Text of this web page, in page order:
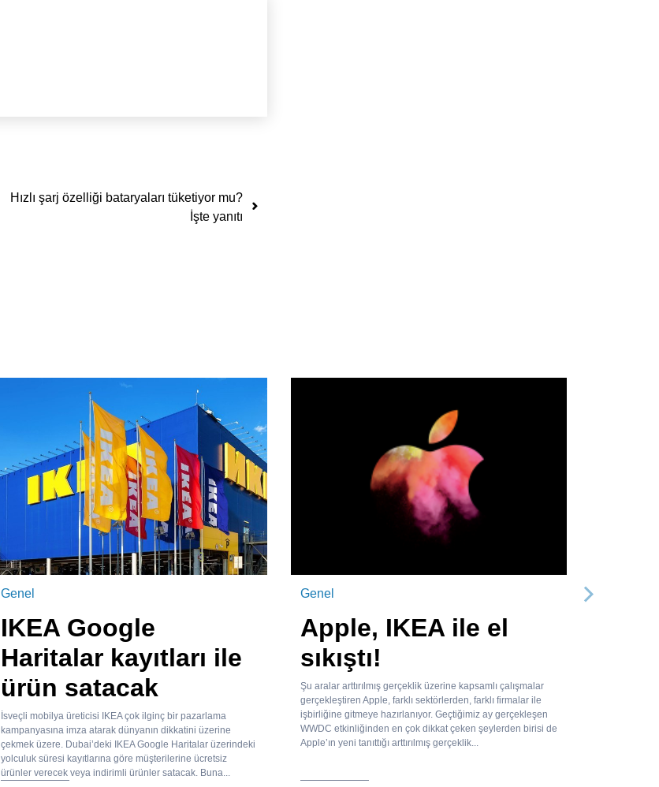
Hızlı şarj özelliği bataryaları tüketiyor mu?
İşte yanıtı
Genel
IKEA Google
Haritalar kayıtları ile
ürün satacak
İsveçli mobilya üreticisi IKEA çok ilginç bir pazarlama
kampanyasına imza atarak dünyanın dikkatini üzerine
çekmek üzere. Dubai’deki IKEA Google Haritalar üzerindeki
yolculuk süresi kayıtlarına göre müşterilerine ücretsiz
ürünler verecek veya indirimli ürünler satacak. Buna...
Genel
Apple, IKEA ile el
sıkıştı!
Şu aralar arttırılmış gerçeklik üzerine kapsamlı çalışmalar
gerçekleştiren Apple, farklı sektörlerden, farklı firmalar ile
işbirliğine gitmeye hazırlanıyor. Geçtiğimiz ay gerçekleşen
WWDC etkinliğinden en çok dikkat çeken şeylerden birisi de
Apple’ın yeni tanıttığı arttırılmış gerçeklik...
Sonraki